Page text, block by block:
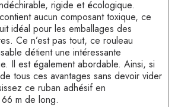
rigide et écologique.
aucun composant toxique, ce
idéal pour les emballages des
Ce n’est pas tout, ce rouleau
détient une intéressante
Il est également abordable. Ainsi, si
tous ces avantages sans devoir vider
ce ruban adhésif en
m de long.